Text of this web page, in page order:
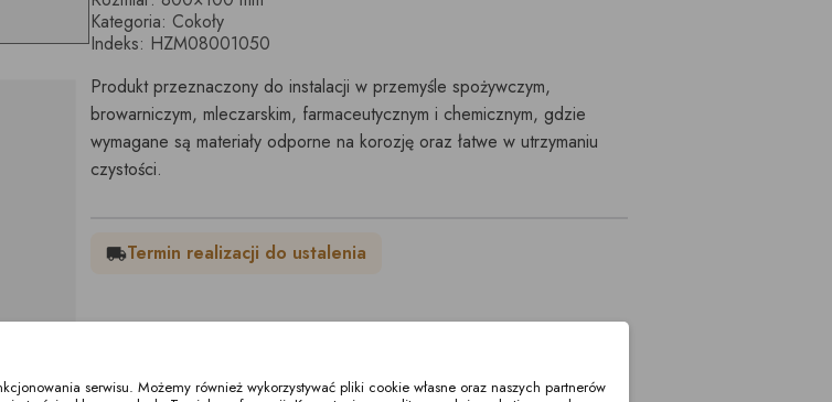
Kategoria: Cokoły
Indeks: HZM08001050
Produkt przeznaczony do instalacji w przemyśle spożywczym,
browarniczym, mleczarskim, farmaceutycznym i chemicznym, gdzie
wymagane są materiały odporne na korozję oraz łatwe w utrzymaniu
czystości.
local_shippingTermin realizacji do ustalenia
serwisu. Możemy również wykorzystywać pliki cookie własne oraz naszych partnerów